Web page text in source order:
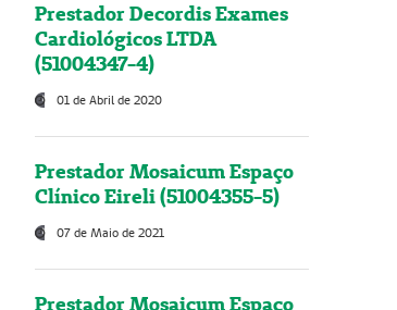
Prestador Decordis Exames
Cardiológicos LTDA
(51004347-4)
01 de Abril de 2020
Prestador Mosaicum Espaço
Clínico Eireli (51004355-5)
07 de Maio de 2021
Prestador Mosaicum Espaço